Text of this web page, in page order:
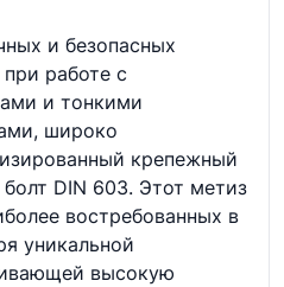
и безопасных
работе с
и тонкими
широко
крепежный
DIN 603. Этот метиз
востребованных в
уникальной
высокую